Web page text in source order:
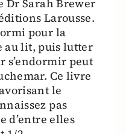
Dr Sarah Brewer
Larousse.
pour la
au lit, puis lutter
s’endormir peut
Ce livre
le
pas
d’entre elles